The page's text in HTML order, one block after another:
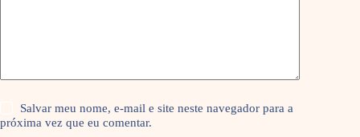
Salvar meu nome, e-mail e site neste navegador para a
próxima vez que eu comentar.